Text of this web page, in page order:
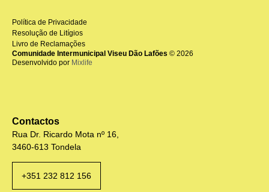
Política de Privacidade
Resolução de Litígios
Livro de Reclamações
Comunidade Intermunicipal Viseu Dão Lafões © 2026
Desenvolvido por Mixlife
Contactos
Rua Dr. Ricardo Mota nº 16,
3460-613 Tondela
+351 232 812 156